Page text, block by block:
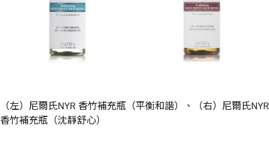
（左）尼爾氏NYR 香竹補充瓶（平衡和諧）、（右）尼爾氏NYR
香竹補充瓶（沈靜舒心）